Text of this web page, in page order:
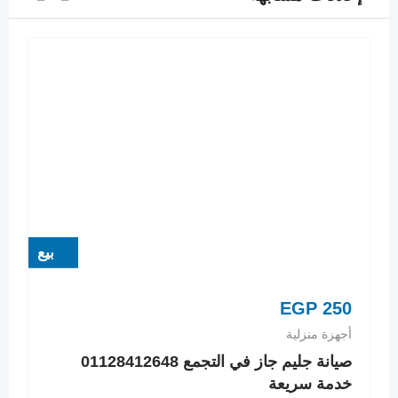
بيع
EGP 250
أجهزة منزلية
صيانة جليم جاز في التجمع 01128412648
خدمة سريعة